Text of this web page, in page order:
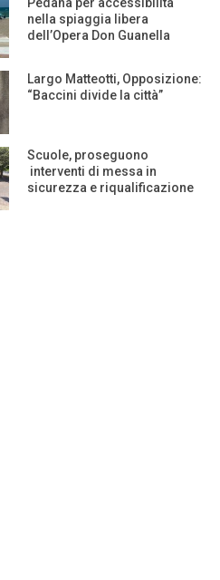
nella spiaggia libera
dell’Opera Don Guanella
Largo Matteotti, Opposizione:
“Baccini divide la città”
Scuole, proseguono
interventi di messa in
sicurezza e riqualificazione